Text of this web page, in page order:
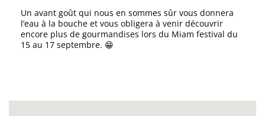
Un avant goût qui nous en sommes sûr vous donnera
l’eau à la bouche et vous obligera à venir découvrir
encore plus de gourmandises lors du Miam festival du
15 au 17 septembre. 😁